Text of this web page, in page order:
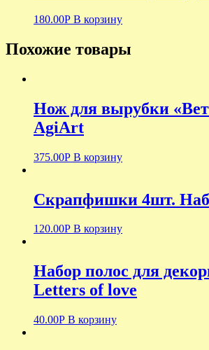
180.00Р В корзину
Похожие товары
Нож для вырубки
AgiArt
375.00Р В корзину
Скрапфишки 4шт.
120.00Р В корзину
Набор полос для
Letters of love
40.00Р В корзину